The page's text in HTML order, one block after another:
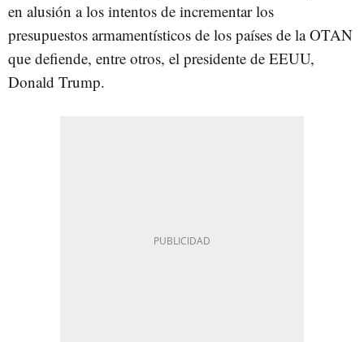
en alusión a los intentos de incrementar los
presupuestos armamentísticos de los países de la OTAN
que defiende, entre otros, el presidente de EEUU,
Donald Trump.